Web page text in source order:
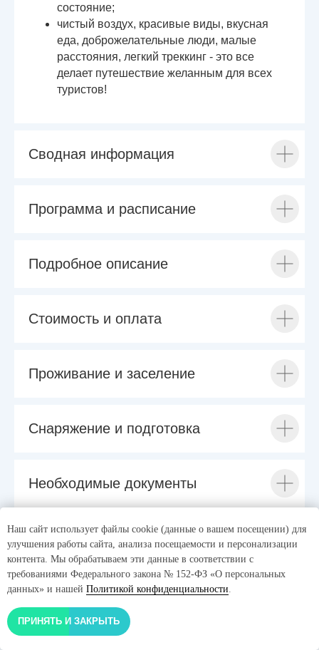
Наш сайт использует файлы cookie (данные о вашем посещении) для
улучшения работы сайта, анализа посещаемости и персонализации
контента. Мы обрабатываем эти данные в соответствии с
требованиями Федерального закона № 152-ФЗ «О персональных
данных» и нашей Политикой конфиденциальности.
ПРИНЯТЬ И ЗАКРЫТЬ
состояние;
чистый воздух, красивые виды, вкусная
еда, доброжелательные люди, малые
расстояния, легкий треккинг - это все
делает путешествие желанным для всех
туристов!
Сводная информация
Программа и расписание
Подробное описание
Стоимость и оплата
Проживание и заселение
Снаряжение и подготовка
Необходимые документы
Правила безопасности
Уровень сложности